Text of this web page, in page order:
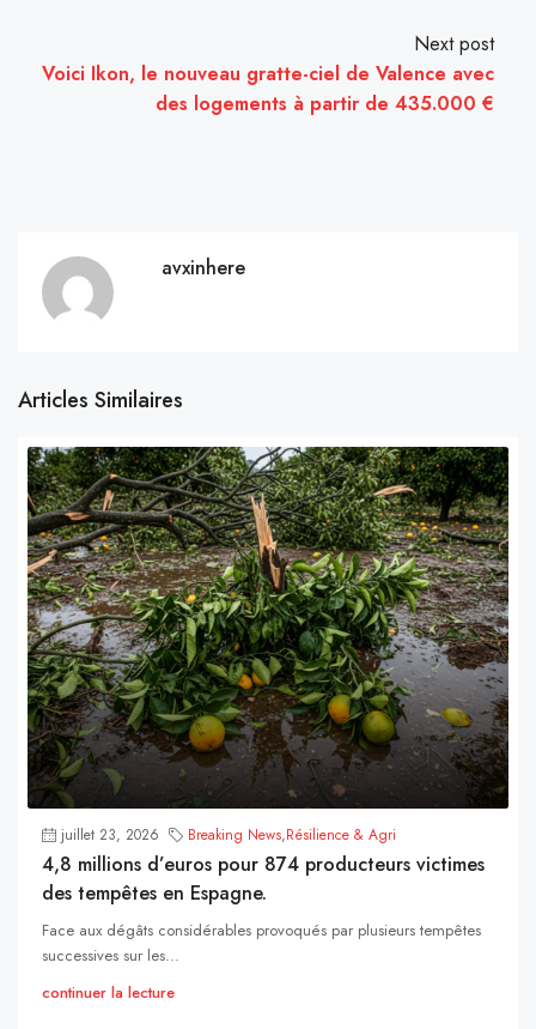
Next post
Voici Ikon, le nouveau gratte-ciel de Valence avec
des logements à partir de 435.000 €
avxinhere
Articles Similaires
juillet 23, 2026 Breaking News,Résilience & Agri
4,8 millions d’euros pour 874 producteurs victimes
des tempêtes en Espagne.
Face aux dégâts considérables provoqués par plusieurs tempêtes
successives sur les...
continuer la lecture